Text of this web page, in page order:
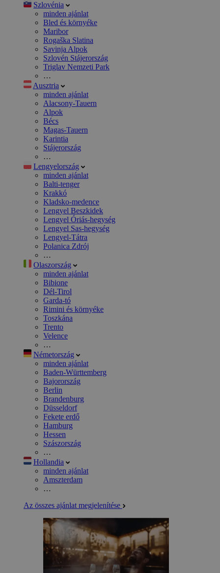
Szlovénia
minden ajánlat
Bled és környéke
Maribor
Rogaška Slatina
Savinja Alpok
Szlovén Stájerország
Triglav Nemzeti Park
…
Ausztria
minden ajánlat
Alacsony-Tauern
Alpok
Bécs
Magas-Tauern
Karintia
Stájerország
…
Lengyelország
minden ajánlat
Balti-tenger
Krakkó
Kladsko-medence
Lengyel Beszkidek
Lengyel Óriás-hegység
Lengyel Sas-hegység
Lengyel-Tátra
Polanica Zdrój
…
Olaszország
minden ajánlat
Bibione
Dél-Tirol
Garda-tó
Rimini és környéke
Toszkána
Trento
Velence
…
Németország
minden ajánlat
Baden-Württemberg
Bajorország
Berlin
Brandenburg
Düsseldorf
Fekete erdő
Hamburg
Hessen
Szászország
…
Hollandia
minden ajánlat
Amszterdam
…
Az összes ajánlat megjelenítése